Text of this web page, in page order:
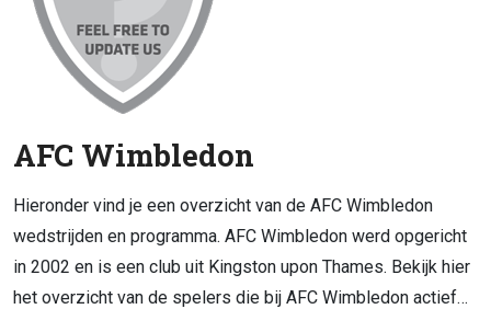
AFC Wimbledon
Hieronder vind je een overzicht van de AFC Wimbledon
wedstrijden en programma. AFC Wimbledon werd opgericht
in 2002 en is een club uit Kingston upon Thames. Bekijk hier
het overzicht van de spelers die bij AFC Wimbledon actief